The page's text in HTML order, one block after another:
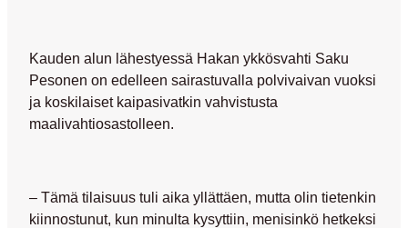
Kauden alun lähestyessä Hakan ykkösvahti Saku
Pesonen on edelleen sairastuvalla polvivaivan vuoksi
ja koskilaiset kaipasivatkin vahvistusta
maalivahtiosastolleen.
– Tämä tilaisuus tuli aika yllättäen, mutta olin tietenkin
kiinnostunut, kun minulta kysyttiin, menisinkö hetkeksi